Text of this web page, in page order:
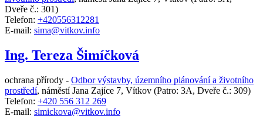
Dveře č.: 301)
Telefon: +420556312281
E-mail: sima@vitkov.info
Ing. Tereza Šimíčková
ochrana přírody - Odbor výstavby, územního plánování a životního
prostředí, náměstí Jana Zajíce 7, Vítkov (Patro: 3A, Dveře č.: 309)
Telefon: +420 556 312 269
E-mail: simickova@vitkov.info